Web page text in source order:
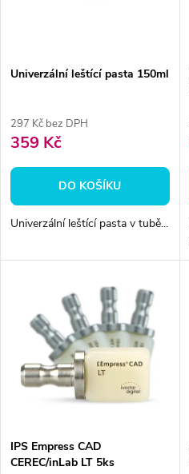
p
r
o
d
ů
s
r
o
d
u
ů
Univerzální leštící pasta 150ml
297 Kč bez DPH
359 Kč
DO KOŠÍKU
Univerzální leštící pasta v tubě...
IPS Empress CAD
CEREC/inLab LT 5ks